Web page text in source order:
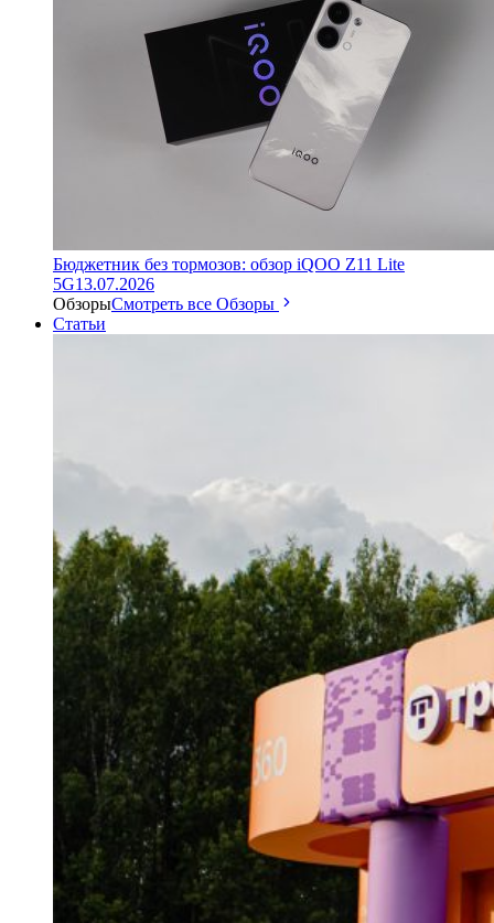
Бюджетник без тормозов: обзор iQOO Z11 Lite
5G13.07.2026
ОбзорыСмотреть все Обзоры
Статьи